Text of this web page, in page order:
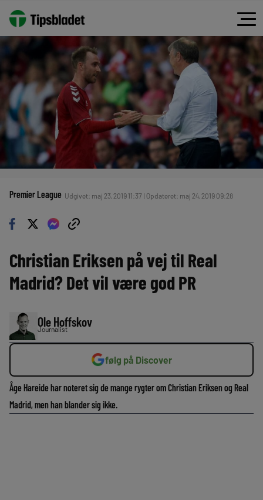
Premier League Udgivet: maj 23, 2019 11:37 | Opdateret: maj 24, 2019 09:28
Christian Eriksen på vej til Real
Madrid? Det vil være god PR
Ole Hoffskov
Journalist
følg på Discover
Åge Hareide har noteret sig de mange rygter om Christian Eriksen og Real
Madrid, men han blander sig ikke.